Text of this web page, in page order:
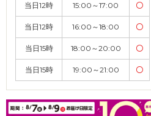
当日12時 15:00～17:00 〇
当日12時 16:00～18:00 〇
当日15時 18:00～20:00 〇
当日15時 19:00～21:00 〇